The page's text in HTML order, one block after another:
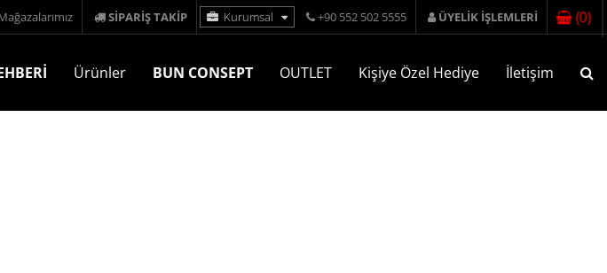
SİPARİŞ TAKİP Kurumsal +90 552 502 5555 ÜYELİK İŞLEMLERİ (0)
Ürünler BUN CONSEPT OUTLET Kişiye Özel Hediye İletişim